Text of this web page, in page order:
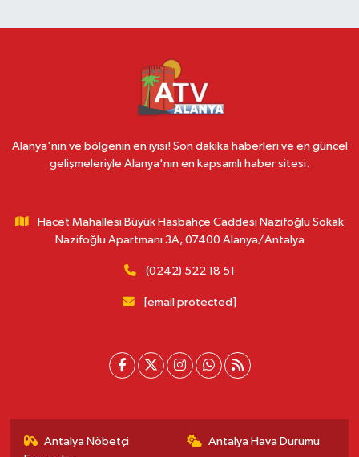
Alanya'nın ve bölgenin en iyisi! Son dakika haberleri ve en güncel
gelişmeleriyle Alanya'nın en kapsamlı haber sitesi.
Hacet Mahallesi Büyük Hasbahçe Caddesi Nazifoğlu Sokak
Nazifoğlu Apartmanı 3A, 07400 Alanya/Antalya
(0242) 522 18 51
[email protected]
Antalya Nöbetçi
Antalya Hava Durumu